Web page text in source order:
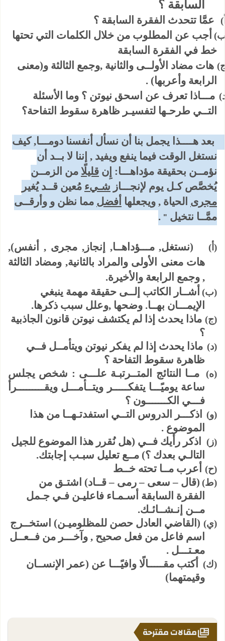
السابقة ؟
عمَّا تتحدث الفقرة السابقة ؟
أجب عن المطلوب من خلال الكلمات التي تحتها
خط في الفقرة السابقة
هات مضاد الأولــى والثانية ,وجمع الثالثة و(معنى
الرابعة وأعربها) .
مـــاذا تعرف عن اسحق نيوتن ؟ وما الأسئلة
التــي طرحـها لتفسيـر ظاهرة سقوط التفاحة؟
بعد هــــذا يجمل بنا أن نسأل أنفسنا دومـــا, كيف
نستغل الوقت فيما ينفع ويفيد , إننا لا بــد أن
نؤمــن بحقيقة مؤداهـــا: إِن قليلًا من الزمــن
يُخصَّص كـل يوم لإنجـــاز شـيء مُعين قــد يُغير
مجرى الحياة , ويجعلها أفضل مما نظن و وأرقــى
ممَّــا نتخيل "
.
(‌أ)
(نستغل, مـــؤداهــا, إنجاز, مجرى , أنفس),
هات معنى الأولى والمراد بالثانية, ومضاد الثالثة
, وجمع الرابعة والأخيرة.
(‌ب) أشــار الكاتب إلــى حقيقة مهمة ينبغي
الإيمـــان بهــا. وضحها ,وعلل سبب ذكرها.
(‌ج) ماذا يحدث إذا لم يكتشف نيوتن قانون الجاذبية
؟
(‌د) ماذا يحدث إذا لم يفكر نيوتن ويتأمــل فــي
ظاهرة سقوط التفاحة ؟
(‌ه)
مــا النتائج المتــرتبـة علـــى : شخص يجلس
ساعة يوميًـــا يتفكـــــر ويتــأمـــل ويقـــــــــرأ
فـــي الكـــــــون ؟
(‌و)
اذكـــر الدروس التــي استفدتـهــا من هذا
الموضوع .
(‌ز)
اذكر رأيك فــي (هل نُقرر هذا الموضوع للجيل
التالـي بعدك ؟) مــع تعليل سبـب إجابتك.
(‌ح) أعرب مــا تحته خــط
(‌ط) (قال – سعى – رمى – قــاد) اشتـق من
الفقرة السابقة أسـمـاء فاعليـن فـي جـمل
مــن إنـشــائـك.
(‌ي) (القاضي العادل حصن للمظلوميـن) استخــرج
اسم فاعل من فعل صحيح , وآخـــر من فــعــل
معـتـــل .
(‌ك)
أكتب مقـــــالًا وافيًـــا عن (عمر الإنســان
وقيمتهما)
مقالات مقترحة